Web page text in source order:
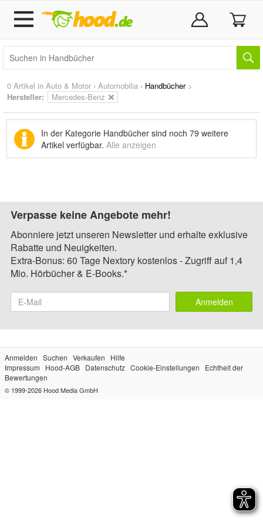
0 Artikel in Auto & Motor › Automobilia › Handbücher>
Hersteller:
Mercedes-Benz
In der Kategorie Handbücher sind noch 79 weitere
Artikel verfügbar. Alle anzeigen
Verpasse keine Angebote mehr!
Abonniere jetzt unseren Newsletter und erhalte exklusive
Rabatte und Neuigkeiten.
Extra-Bonus: 60 Tage Nextory kostenlos - Zugriff auf 1,4
Mio. Hörbücher & E-Books.*
Anmelden
Anmelden Suchen Verkaufen
Hilfe
Impressum
Hood-AGB Datenschutz Cookie-Einstellungen
Echtheit der
Bewertungen
© 1999-2026 Hood Media GmbH